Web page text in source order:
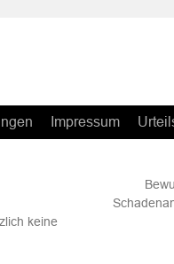
Impressum
keine